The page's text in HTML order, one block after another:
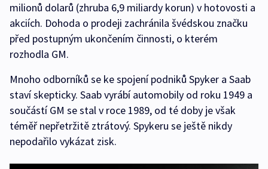
milionů dolarů (zhruba 6,9 miliardy korun) v hotovosti a
akciích. Dohoda o prodeji zachránila švédskou značku
před postupným ukončením činnosti, o kterém
rozhodla GM.
Mnoho odborníků se ke spojení podniků Spyker a Saab
staví skepticky. Saab vyrábí automobily od roku 1949 a
součástí GM se stal v roce 1989, od té doby je však
téměř nepřetržitě ztrátový. Spykeru se ještě nikdy
nepodařilo vykázat zisk.